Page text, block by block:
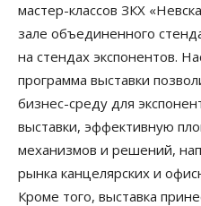
мастер-классов ЗКХ
зале объединенного
на стендах экспонентов.
программа выставки
бизнес-среду для
выставки, эффективную
механизмов и решений,
рынка канцелярских и
Кроме того, выставка